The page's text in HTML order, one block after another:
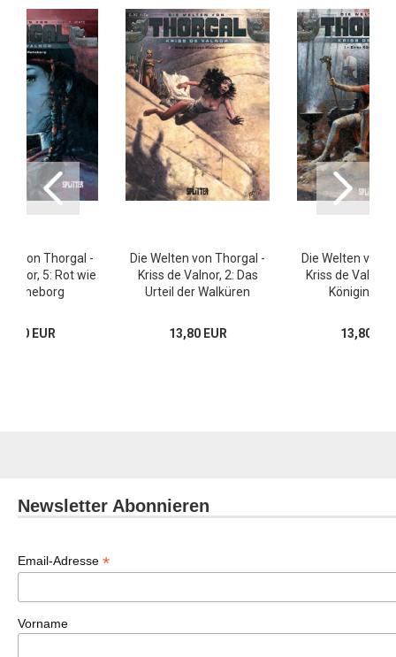
von Thorgal -
5: Rot wie
Raheborg
EUR
Die Welten von Thorgal -
Kriss de Valnor, 2: Das
Urteil der Walküren
13,80 EUR
Die Welten von
Kriss de Valnor,
Königin
13,80
Newsletter Abonnieren
Email-Adresse *
Vorname